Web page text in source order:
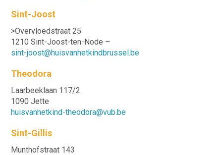
Sint-Joost
>Overvloedstraat 25
1210 Sint-Joost-ten-Node –
sint-joost@huisvanhetkindbrussel.be
Theodora
Laarbeeklaan 117/2
1090 Jette
huisvanhetkind-theodora@vub.be
Sint-Gillis
Munthofstraat 143